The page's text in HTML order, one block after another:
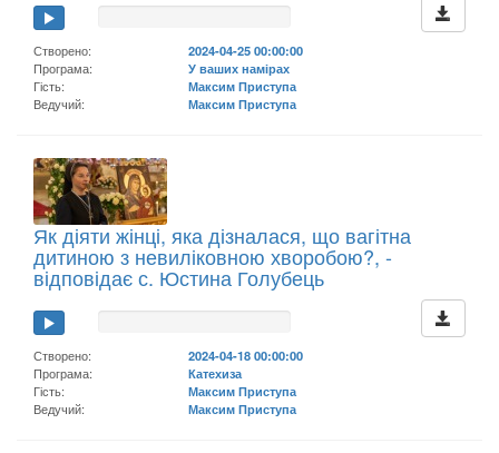
Створено:
2024-04-25 00:00:00
Програма:
У ваших намірах
Гість:
Максим Приступа
Ведучий:
Максим Приступа
Як діяти жінці, яка дізналася, що вагітна
дитиною з невиліковною хворобою?, -
відповідає с. Юстина Голубець
Створено:
2024-04-18 00:00:00
Програма:
Катехиза
Гість:
Максим Приступа
Ведучий:
Максим Приступа